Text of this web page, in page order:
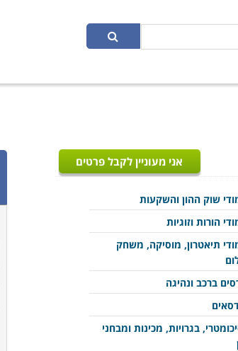
אני מעוניין לקבל פרטים
שוק ההון והשקעות
הורות וזוגיות
תיאטרון, מוסיקה, משחק
ברכב ונהיגה
בגרויות, מכינות ומבחני